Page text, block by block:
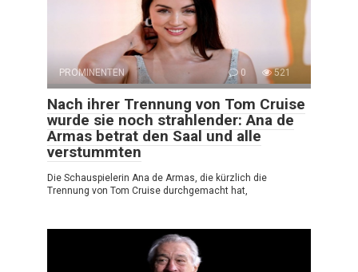
PROMINENTEN 0 521
Nach ihrer Trennung von Tom Cruise
wurde sie noch strahlender: Ana de
Armas betrat den Saal und alle
verstummten
Die Schauspielerin Ana de Armas, die kürzlich die
Trennung von Tom Cruise durchgemacht hat,